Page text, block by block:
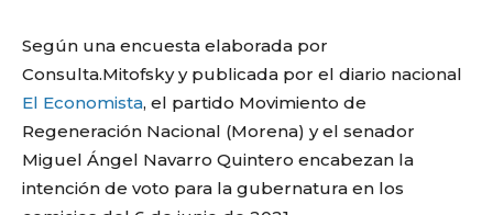
Según una encuesta elaborada por
Consulta.Mitofsky y publicada por el diario nacional
El Economista, el partido Movimiento de
Regeneración Nacional (Morena) y el senador
Miguel Ángel Navarro Quintero encabezan la
intención de voto para la gubernatura en los